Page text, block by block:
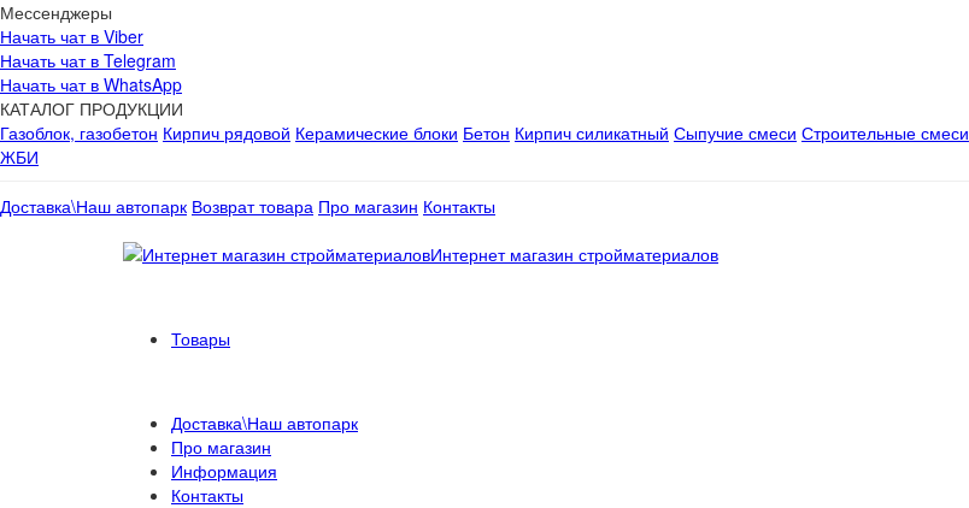
Мессенджеры
Начать чат в Viber
Начать чат в Telegram
Начать чат в WhatsApp
КАТАЛОГ ПРОДУКЦИИ
Газоблок, газобетон Кирпич рядовой Керамические блоки Бетон Кирпич силикатный Сыпучие смеси Строительные смеси
ЖБИ
Доставка\Наш автопарк Возврат товара Про магазин Контакты
Интернет магазин стройматериалов
Товары
Доставка\Наш автопарк
Про магазин
Информация
Контакты